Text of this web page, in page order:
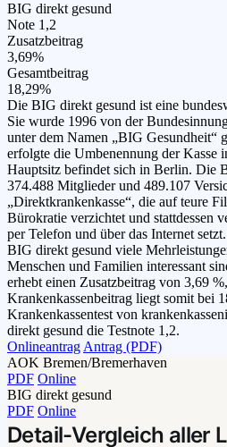
BIG direkt gesund
Note 1,2
Zusatzbeitrag
3,69%
Gesamtbeitrag
18,29%
Die BIG direkt gesund ist eine
Sie wurde 1996 von der
unter dem Namen „BIG Gesundheit“
erfolgte die Umbenennung der Kasse
Hauptsitz befindet sich in Berlin. Die
374.488 Mitglieder und 489.107
„Direktkrankenkasse“, die auf teure
Bürokratie verzichtet und stattdessen
per Telefon und über das Internet
BIG direkt gesund viele
Menschen und Familien interessant
erhebt einen Zusatzbeitrag von 3,69
Krankenkassenbeitrag liegt somit bei
Krankenkassentest von
direkt gesund die Testnote 1,2.
Onlineantrag Antrag (PDF)
AOK Bremen/Bremerhaven
PDF Online
BIG direkt gesund
PDF Online
Detail-Vergleich aller